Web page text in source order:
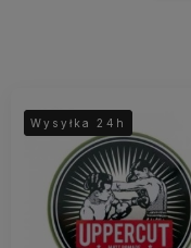
Wysyłka 24h
Wysyłka 24h